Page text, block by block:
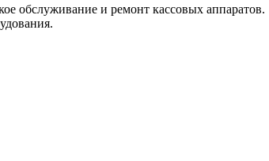
обслуживание и ремонт кассовых аппаратов.